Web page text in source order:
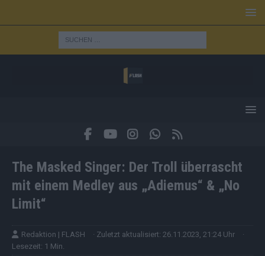
The Masked Singer: Der Troll überrascht
mit einem Medley aus „Adiemus“ & „No
Limit“
Redaktion | FLASH · Zuletzt aktualisiert: 26.11.2023, 21:24 Uhr
·
Lesezeit: 1 Min.